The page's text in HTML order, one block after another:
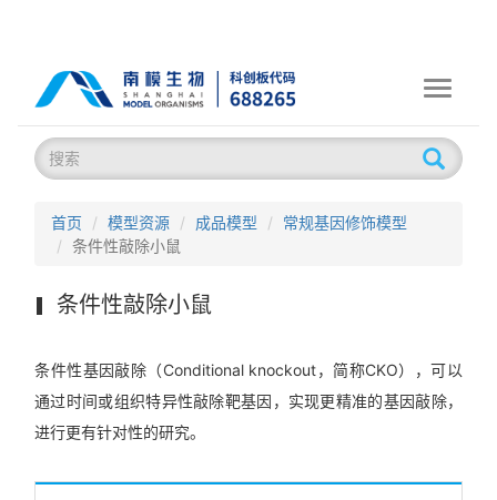
Toggle
首页 模型资源 成品模型
常规基因修饰模型
条件性敲除小鼠
条件性敲除小鼠
条件性基因敲除（Conditional knockout，简称CKO），可以
通过时间或组织特异性敲除靶基因，实现更精准的基因敲除，
进行更有针对性的研究。